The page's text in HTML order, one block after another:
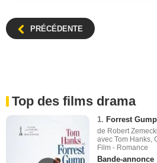
PRÉCÉDENTE
Top des films drama
1. Forrest Gump
de Robert
avec Tom Hanks,
Film - Romance
Bande-annonce